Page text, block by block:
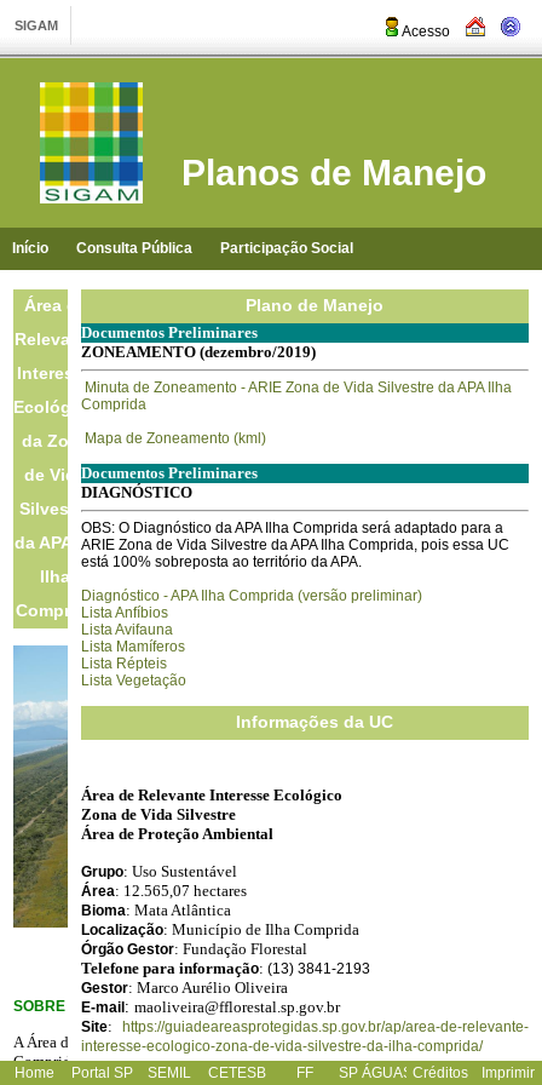
Acesso
Planos de Manejo
Início Consulta Pública Participação Social
Área de
Relevante
Interesse
Ecológico
da Zona
de Vida
Silvestre
da APA da
Ilha
Comprida
SOBRE A ARIE
A Área de Relevante Interesse Ecológico da APA da Ilha
Comprida, criada em 1989 por meio do Decreto N° 30.817,
ocupa uma área de 12.565,07 hectares no município de Ilha
Plano de Manejo
Documentos Preliminares
ZONEAMENTO (dezembro/2019)
Minuta de Zoneamento - ARIE Zona de Vida Silvestre da APA Ilha
Comprida
Mapa de Zoneamento (kml)
Documentos Preliminares
DIAGNÓSTICO
OBS: O Diagnóstico da APA Ilha Comprida será adaptado para a
ARIE Zona de Vida Silvestre da APA Ilha Comprida, pois essa UC
está 100% sobreposta ao território da APA.
Diagnóstico - APA Ilha Comprida (versão preliminar)
Lista Anfíbios
Lista Avifauna
Lista Mamíferos
Lista Répteis
Lista Vegetação
Informações da UC
Área de Relevante Interesse Ecológico
Zona de Vida Silvestre
Área de Proteção Ambiental
Grupo: Uso Sustentável
Área: 12.565,07 hectares
Bioma: Mata Atlântica
Localização: Município de Ilha Comprida
Órgão Gestor: Fundação Florestal
Telefone para informação: (13) 3841-2193
Gestor: Marco Aurélio Oliveira
E-mail : maoliveira@fflorestal.sp.gov.br
Site:
https://guiadeareasprotegidas.sp.gov.br/ap/area-de-relevante-
interesse-ecologico-zona-de-vida-silvestre-da-ilha-comprida/
Home
Portal SP SEMIL CETESB FF SP ÁGUAS Créditos Imprimir